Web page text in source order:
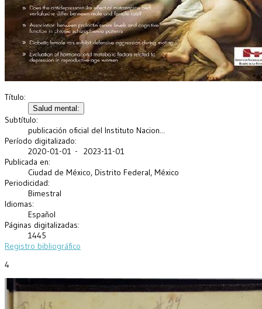
Título:
Subtítulo:
publicación oficial del Instituto Nacion...
Período digitalizado:
2020-01-01 - 2023-11-01
Publicada en:
Ciudad de México, Distrito Federal, México
Periodicidad:
Bimestral
Idiomas:
Español
Páginas digitalizadas:
1445
Registro bibliográfico
4